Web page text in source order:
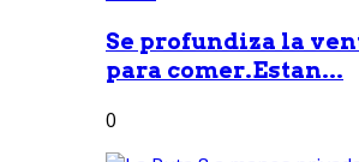
Se profundiza la
para comer.Estan...
0